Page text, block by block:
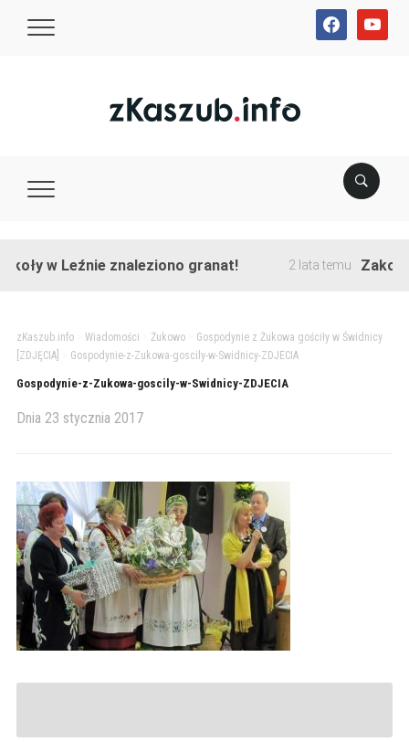
facebookyoutube
w Leźnie znaleziono granat! 2 lata temu
zKaszub.info> Wiadomości Żukowo> Gospodynie z Żukowa gościły w Świdnicy
[ZDJĘCIA]
Gospodynie-z-Zukowa-goscily-w-Swidnicy-ZDJECIA
Gospodynie-z-Zukowa-goscily-w-Swidnicy-ZDJECIA
Dnia 23 stycznia 2017